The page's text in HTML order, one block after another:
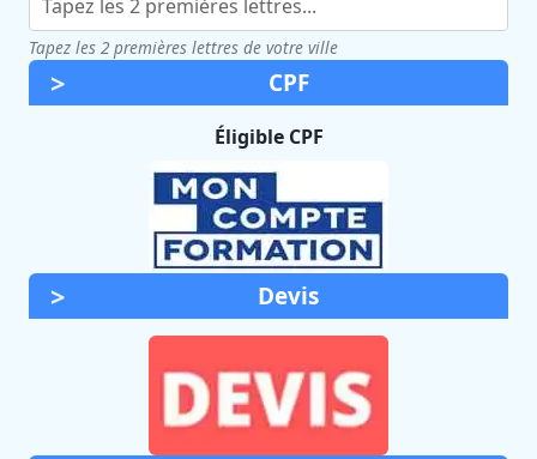
Tapez les 2 premières lettres de votre ville
CPF
Éligible CPF
Devis